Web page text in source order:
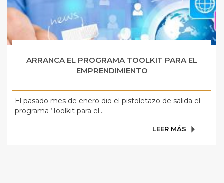
ARRANCA EL PROGRAMA TOOLKIT PARA EL
EMPRENDIMIENTO
El pasado mes de enero dio el pistoletazo de salida el
programa ‘Toolkit para el...
LEER MÁS